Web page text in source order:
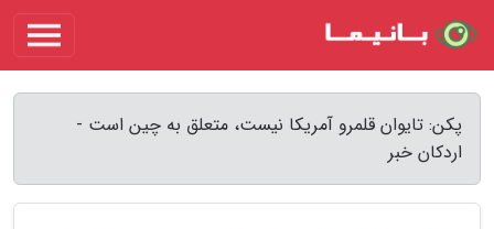
پکن: تایوان قلمرو آمریکا نیست، متعلق به چین است -
اردکان خبر